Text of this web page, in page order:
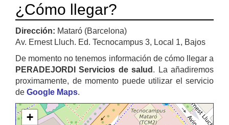
¿Cómo llegar?
Dirección: Mataró (Barcelona)
Av. Ernest Lluch. Ed. Tecnocampus 3, Local 1, Bajos
De momento no tenemos información de cómo llegar a
PERADEJORDI Servicios de salud . La añadiremos
proximamente, de momento puede utilizar el servicio
de Google Maps.
+